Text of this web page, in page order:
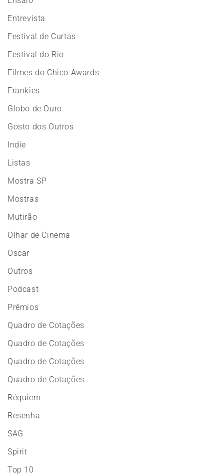
Entrevista
Festival de Curtas
Festival do Rio
Filmes do Chico Awards
Frankies
Globo de Ouro
Gosto dos Outros
Indie
Listas
Mostra SP
Mostras
Mutirão
Olhar de Cinema
Oscar
Outros
Podcast
Prêmios
Quadro de Cotações
Quadro de Cotações
Quadro de Cotações
Quadro de Cotações
Réquiem
Resenha
SAG
Spirit
Top 10